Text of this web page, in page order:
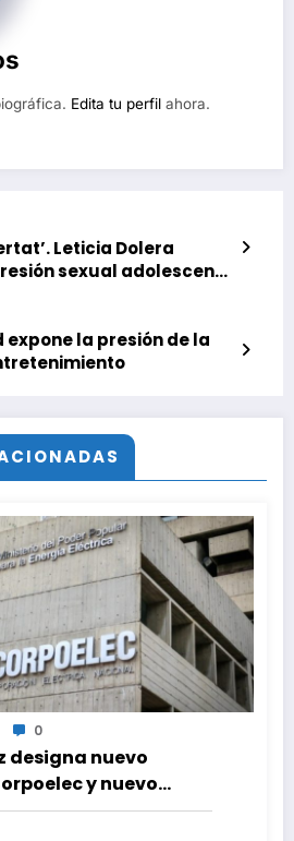
Edita tu perfil ahora.
Leticia Dolera
sexual adolescente
expone la presión de la
0
designa nuevo
y nuevo
Eléctricos